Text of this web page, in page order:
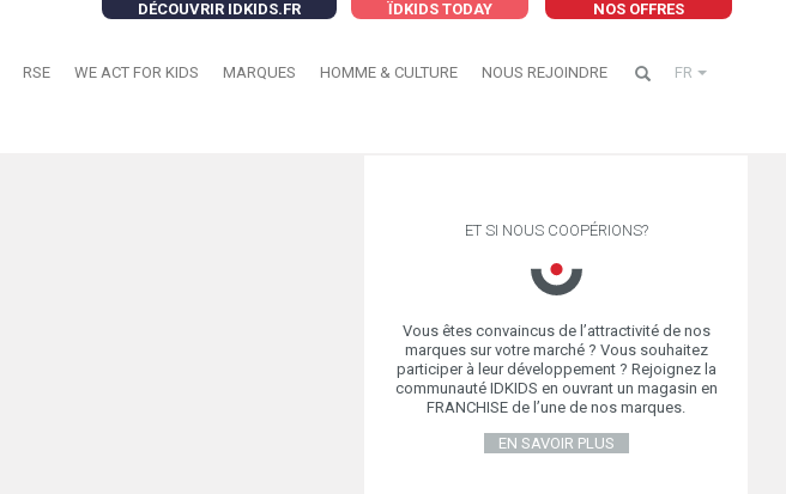
DÉCOUVRIR IDKIDS.FR NOS OFFRES
ÏDKIDS TODAY
RSE WE ACT FOR KIDS MARQUES HOMME & CULTURE NOUS REJOINDRE FR
ET SI NOUS COOPÉRIONS?
Vous êtes convaincus de l’attractivité de nos
marques sur votre marché ? Vous souhaitez
participer à leur développement ? Rejoignez la
communauté IDKIDS en ouvrant un magasin en
FRANCHISE de l’une de nos marques.
EN SAVOIR PLUS